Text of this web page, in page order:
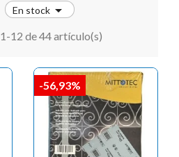
En stock 
12 de 44 artículo(s)
-56,93%